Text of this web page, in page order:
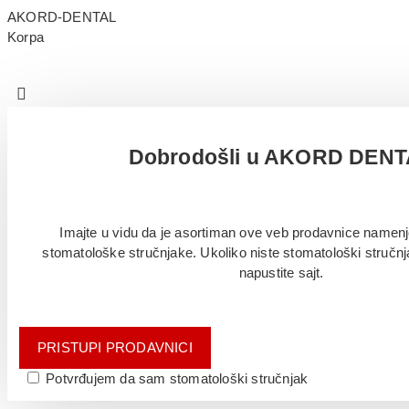
AKORD-DENTAL
Korpa
Dobrodošli u AKORD
Imajte u vidu da je asortiman ove veb prodavnice
stomatološke stručnjake. Ukoliko niste stomatološki
napustite sajt.
PRISTUPI PRODAVNICI
Potvrđujem da sam stomatološki stručnjak